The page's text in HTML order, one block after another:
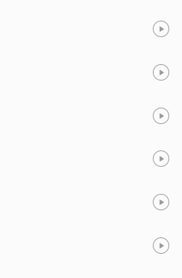
中。混沌之中不计年，一眨眼的功